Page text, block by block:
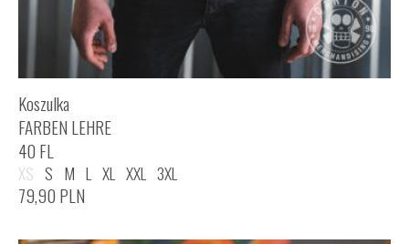
Koszulka
FARBEN LEHRE
40 FL
XS S M L XL XXL 3XL
79,90 PLN